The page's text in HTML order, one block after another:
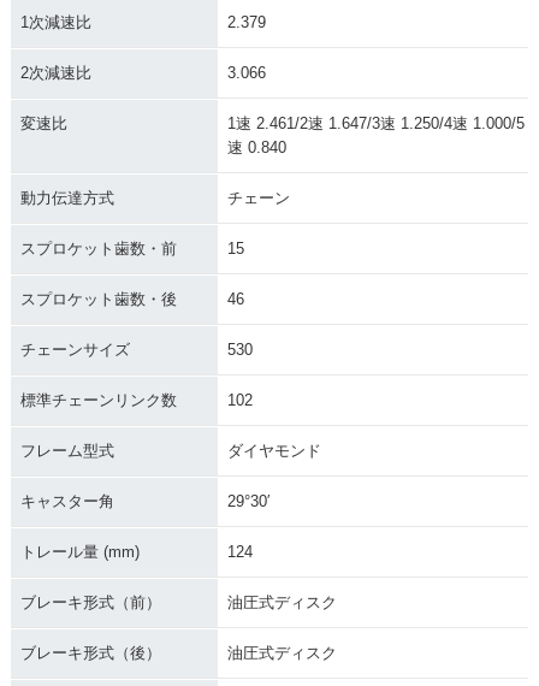
1次減速比 2.379
2次減速比 3.066
変速比
1速 2.461/2速 1.647/3速 1.250/4速 1.000/5
速 0.840
動力伝達方式 チェーン
スプロケット歯数・前 15
スプロケット歯数・後 46
チェーンサイズ 530
標準チェーンリンク数 102
フレーム型式 ダイヤモンド
キャスター角 29°30′
トレール量 (mm) 124
ブレーキ形式（前） 油圧式ディスク
ブレーキ形式（後） 油圧式ディスク